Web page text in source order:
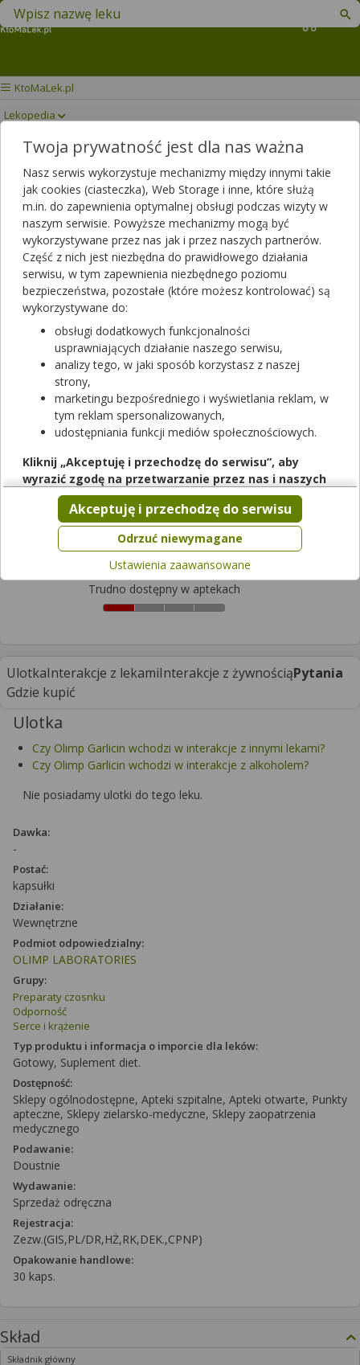
Koszyk
Znajdź lek w swojej okolicy
KtoMaLek.pl
Lekopedia
OLIMP GARLICIN Drukuj/Zapisz
Olimp Garlicin
-| 30 kaps.
suplement diety
Rezerwuj
Cena zależna od apteki
Trudno dostępny w aptekach
UlotkaInterakcje z lekamiInterakcje z żywnościąPytania
Gdzie kupić
Ulotka
Czy Olimp Garlicin wchodzi w interakcje z innymi lekami?
Czy Olimp Garlicin wchodzi w interakcje z alkoholem?
Nie posiadamy ulotki do tego leku.
Dawka:
-
Postać:
kapsułki
Działanie:
Wewnętrzne
Podmiot odpowiedzialny:
OLIMP LABORATORIES
Grupy:
Preparaty czosnku
Odporność
Serce i krążenie
Typ produktu i informacja o imporcie dla leków:
Gotowy, Suplement diet.
Dostępność:
Sklepy ogólnodostępne, Apteki szpitalne, Apteki otwarte, Punkty
apteczne, Sklepy zielarsko-medyczne, Sklepy zaopatrzenia
medycznego
Podawanie:
Doustnie
Wydawanie:
Sprzedaż odręczna
Rejestracja:
Zezw.(GIS,PL/DR,HŻ,RK,DEK.,CPNP)
Opakowanie handlowe:
30 kaps.
Skład
Twoja prywatność jest dla nas ważna
Nasz serwis wykorzystuje mechanizmy między innymi takie
jak cookies (ciasteczka), Web Storage i inne, które służą
m.in. do zapewnienia optymalnej obsługi podczas wizyty w
naszym serwisie. Powyższe mechanizmy mogą być
wykorzystywane przez nas jak i przez naszych partnerów.
Część z nich jest niezbędna do prawidłowego działania
serwisu, w tym zapewnienia niezbędnego poziomu
bezpieczeństwa, pozostałe (które możesz kontrolować) są
wykorzystywane do:
obsługi dodatkowych funkcjonalności
usprawniających działanie naszego serwisu,
analizy tego, w jaki sposób korzystasz z naszej
strony,
marketingu bezpośredniego i wyświetlania reklam, w
tym reklam spersonalizowanych,
udostępniania funkcji mediów społecznościowych.
Kliknij „Akceptuję i przechodzę do serwisu”, aby
wyrazić zgodę na przetwarzanie przez nas i naszych
partnerów Twoich danych w powyższych celach.
Pamiętaj, że wyrażenie zgody jest dobrowolne, a wyrażoną
zgodę możesz w każdej chwili cofnąć, możesz też wycofać
zgodę na przetwarzanie Twoich danych tylko w niektórych
celach. Jeżeli chcesz dowiedzieć się więcej lub chcesz
przeprowadzić konfigurację szczegółową, to możesz tego
dokonać za pomocą „Ustawień zaawansowanych”.
Odrzuć niewymagane
Akceptuję i przechodzę do serwisu
Ustawienia zaawansowane